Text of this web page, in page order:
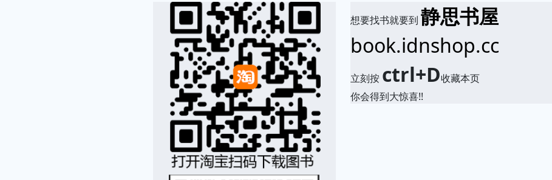
想要找书就要到静思书屋
book.idnshop.cc
立刻按 ctrl+D收藏本页
你会得到大惊喜!!